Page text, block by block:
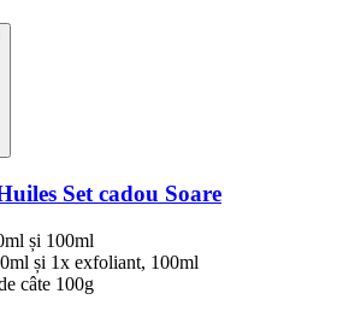
Set cadou Soare
și 100ml
și 1x exfoliant, 100ml
câte 100g